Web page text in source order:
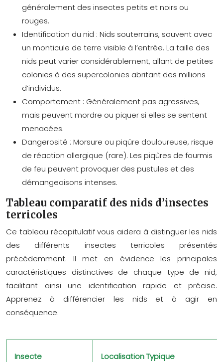
généralement des insectes petits et noirs ou
rouges.
Identification du nid : Nids souterrains, souvent avec
un monticule de terre visible à l’entrée. La taille des
nids peut varier considérablement, allant de petites
colonies à des supercolonies abritant des millions
d’individus.
Comportement : Généralement pas agressives,
mais peuvent mordre ou piquer si elles se sentent
menacées.
Dangerosité : Morsure ou piqûre douloureuse, risque
de réaction allergique (rare). Les piqûres de fourmis
de feu peuvent provoquer des pustules et des
démangeaisons intenses.
Tableau comparatif des nids d’insectes
terricoles
Ce tableau récapitulatif vous aidera à distinguer les nids
des différents insectes terricoles présentés
précédemment. Il met en évidence les principales
caractéristiques distinctives de chaque type de nid,
facilitant ainsi une identification rapide et précise.
Apprenez à différencier les nids et à agir en
conséquence.
Insecte Localisation Typique